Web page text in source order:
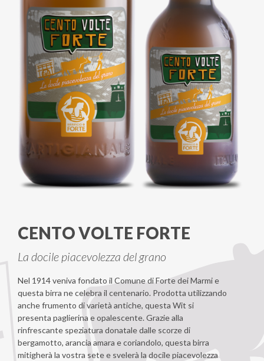
CENTO VOLTE FORTE
La docile piacevolezza del grano
Nel 1914 veniva fondato il Comune di Forte dei Marmi e
questa birra ne celebra il centenario. Prodotta utilizzando
anche frumento di varietà antiche, questa Wit si
presenta paglierina e opalescente. Grazie alla
rinfrescante speziatura donatale dalle scorze di
bergamotto, arancia amara e coriandolo, questa birra
mitigherà la vostra sete e svelerà la docile piacevolezza